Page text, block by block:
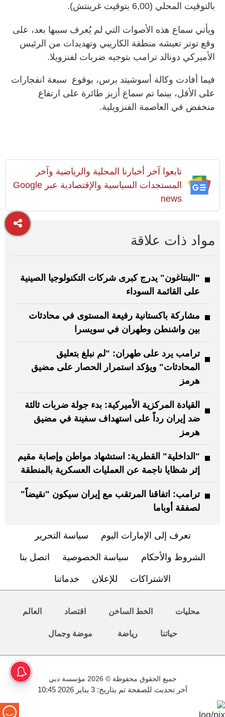
بالتوقيت المحلي (6,00 بتوقيت غرينتش).
ويأتي سماع هذه الأصوات التي لم يُعرف سببها بعد، على
وقع توتر تعيشه منطقة الكاريبي وتهديدات من الرئيس
الأميركي دونالد ترامب بتوجيه ضربات لفنزويلا.
فيما أفادت وكالة أسوشيتد برس، بوقوع سبعة انفجارات
على الأقل، بينما تم سماع أزيز طائرة على ارتفاع
منخفض في العاصمة الفنزويلية.
تابعوا آخر أخبارنا المحلية والرياضية وآخر
المستجدات السياسية والإقتصادية عبر Google
news
مواد ذات علاقة
"البنتاغون" يدرج كبرى شركات التكنولوجيا الصينية
على القائمة السوداء
مشاركة باكستانية رفيعة المستوى في محادثات
بين واشنطن وطهران في سويسرا
ترامب يرد على طهران: "لم نبلغ بتعليق
المحادثات" ويؤكد استمرار الحصار على مضيق
هرمز
القيادة المركزية الأميركية: بدء جولة ضربات ثالثة
ضد إيران رداً على استهداف سفينة في مضيق
هرمز
"الداخلية" القطرية: استشهاد مواطن وإصابة مقيم
إثر شظايا ناجمة عن العمليات العسكرية بالمنطقة
ترامب: اتفاقنا المرتقب مع إيران سيكون "نقيضاً"
لصفقة أوباما
تعرف إلى الإمارات اليوم سياسة التحرير
الشروط والأحكام سياسة الخصوصية اتصل بنا
الاشتراكات للإعلان خدماتنا
محليات الخط الساخن اقتصاد العالم
حياتنا رياضة موضة وجمال
جميع الحقوق محفوظة © 2026 مؤسسة دبي
آخر تحديث للصفحة تم بتاريخ: 3 يناير 2026 10:45